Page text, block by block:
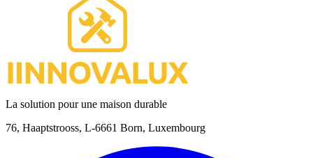
La solution pour une maison durable
76, Haaptstrooss, L-6661 Born, Luxembourg